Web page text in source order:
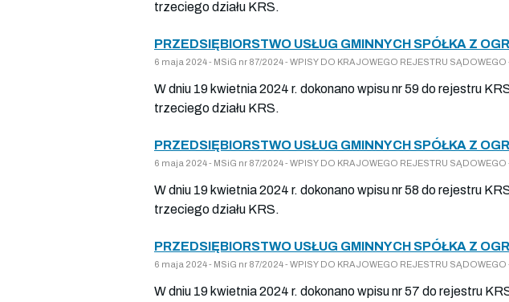
trzeciego działu KRS.
PRZEDSIĘBIORSTWO USŁUG GMINNYCH SPÓŁKA Z
6 maja 2024 - MSiG nr 87/2024 - WPISY DO KRAJOWEGO REJESTRU
W dniu 19 kwietnia 2024 r. dokonano wpisu nr 59 do rejestru
trzeciego działu KRS.
PRZEDSIĘBIORSTWO USŁUG GMINNYCH SPÓŁKA Z
6 maja 2024 - MSiG nr 87/2024 - WPISY DO KRAJOWEGO REJESTRU
W dniu 19 kwietnia 2024 r. dokonano wpisu nr 58 do rejestru
trzeciego działu KRS.
PRZEDSIĘBIORSTWO USŁUG GMINNYCH SPÓŁKA Z
6 maja 2024 - MSiG nr 87/2024 - WPISY DO KRAJOWEGO REJESTRU
W dniu 19 kwietnia 2024 r. dokonano wpisu nr 57 do rejestru